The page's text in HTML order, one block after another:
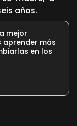
años.
mejor
aprender más
en los